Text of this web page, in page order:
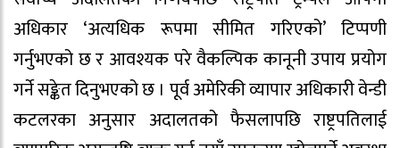
अधिकार ‘अत्यधिक रूपमा सीमित गरिएको’ टिप्पणी
गर्नुभएको छ र आवश्यक परे वैकल्पिक कानूनी उपाय प्रयोग
गर्ने सङ्केत दिनुभएको छ । पूर्व अमेरिकी व्यापार अधिकारी वेन्डी
कटलरका अनुसार अदालतको फैसलापछि राष्ट्रपतिलाई